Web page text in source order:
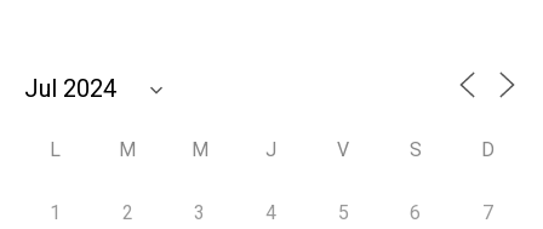
L M M J V S D
1 2 3 4 5 6 7